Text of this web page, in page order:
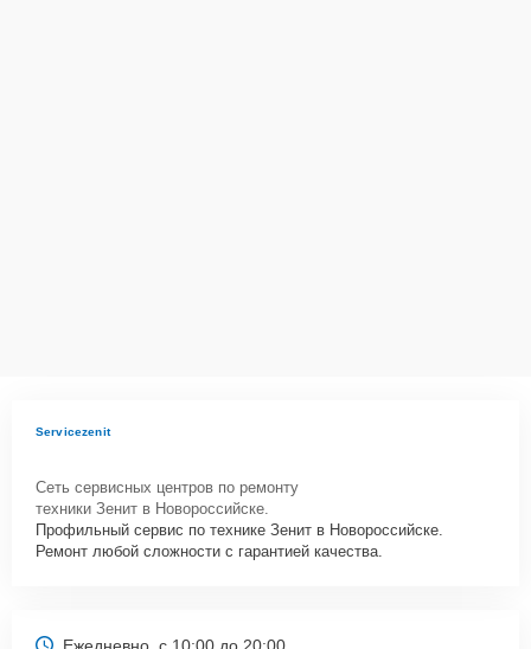
Servicezenit
Сеть сервисных центров по ремонту
техники Зенит в Новороссийске.
Профильный сервис по технике Зенит в Новороссийске.
Ремонт любой сложности с гарантией качества.
Ежедневно, с 10:00 до 20:00